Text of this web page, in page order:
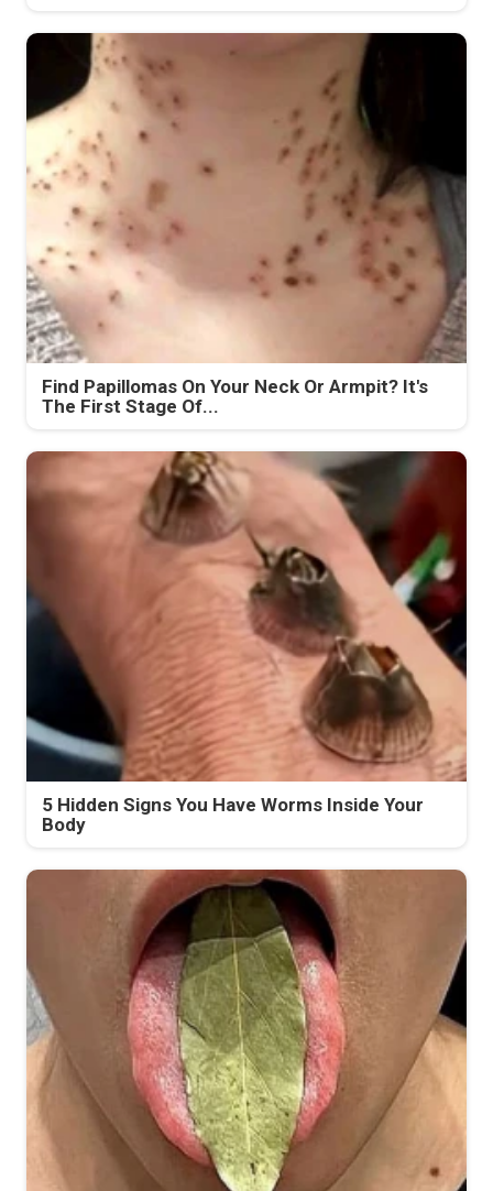
Find Papillomas On Your Neck Or Armpit? It's
The First Stage Of...
5 Hidden Signs You Have Worms Inside Your
Body